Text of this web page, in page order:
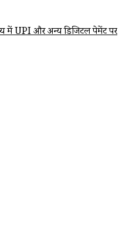
डिजिटल पेमेंट पर शुल्क लगाने